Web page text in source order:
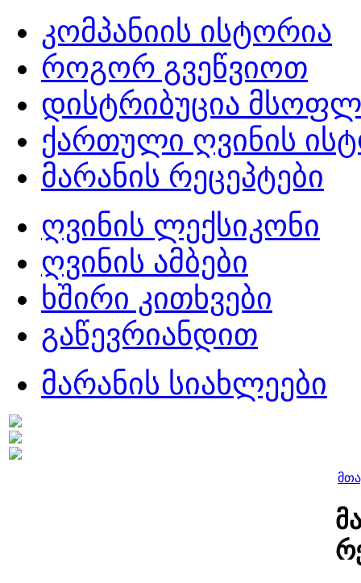
კომპანიის ისტორია
როგორ გვეწვიოთ
დისტრიბუცია
ქართული ღვინის
მარანის რეცეპტები
ღვინის ლექსიკონი
ღვინის ამბები
ხშირი კითხვები
გაწევრიანდით
მარანის სიახლეები